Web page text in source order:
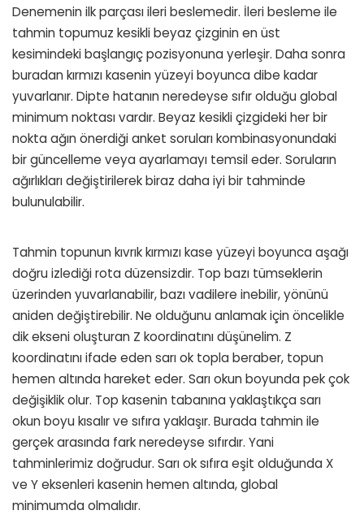
Denemenin ilk parçası ileri beslemedir. İleri besleme ile
tahmin topumuz kesikli beyaz çizginin en üst
kesimindeki başlangıç pozisyonuna yerleşir. Daha sonra
buradan kırmızı kasenin yüzeyi boyunca dibe kadar
yuvarlanır. Dipte hatanın neredeyse sıfır olduğu global
minimum noktası vardır. Beyaz kesikli çizgideki her bir
nokta ağın önerdiği anket soruları kombinasyonundaki
bir güncelleme veya ayarlamayı temsil eder. Soruların
ağırlıkları değiştirilerek biraz daha iyi bir tahminde
bulunulabilir.
Tahmin topunun kıvrık kırmızı kase yüzeyi boyunca aşağı
doğru izlediği rota düzensizdir. Top bazı tümseklerin
üzerinden yuvarlanabilir, bazı vadilere inebilir, yönünü
aniden değiştirebilir. Ne olduğunu anlamak için öncelikle
dik ekseni oluşturan Z koordinatını düşünelim. Z
koordinatını ifade eden sarı ok topla beraber, topun
hemen altında hareket eder. Sarı okun boyunda pek çok
değişiklik olur. Top kasenin tabanına yaklaştıkça sarı
okun boyu kısalır ve sıfıra yaklaşır. Burada tahmin ile
gerçek arasında fark neredeyse sıfırdır. Yani
tahminlerimiz doğrudur. Sarı ok sıfıra eşit olduğunda X
ve Y eksenleri kasenin hemen altında, global
minimumda olmalıdır.